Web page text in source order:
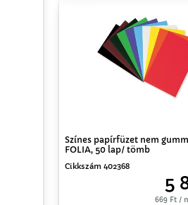
Színes papírfüzet nem
FOLIA, 50 lap/ tömb
Cikkszám 402368
5
669 Ft /